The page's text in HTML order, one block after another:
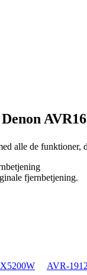
Denon
alle de funktioner,
fjernbetjening.
AVR-1912